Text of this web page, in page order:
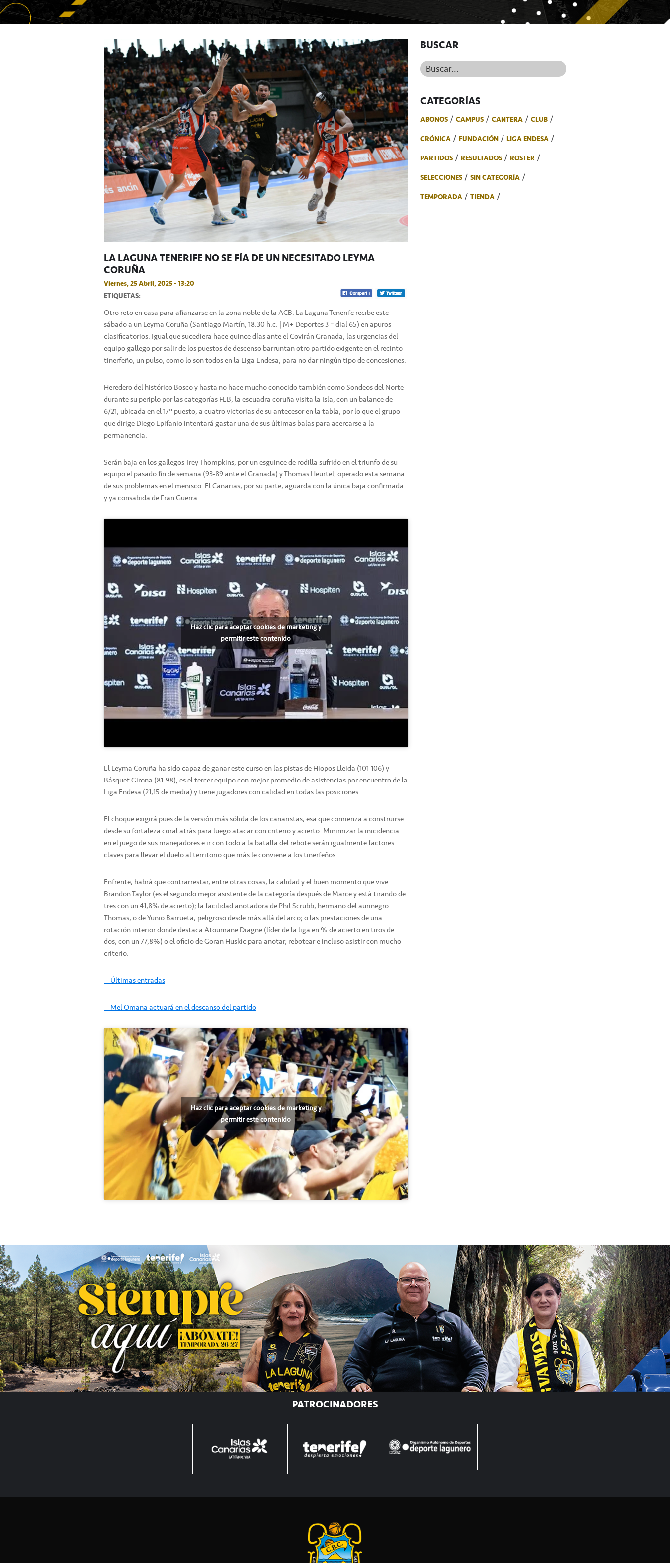
LA LAGUNA TENERIFE NO SE FÍA DE UN NECESITADO LEYMA
CORUÑA
Viernes, 25 Abril, 2025 - 13:20
ETIQUETAS:
Otro reto en casa para afianzarse en la zona noble de la ACB. La Laguna Tenerife recibe este
sábado a un Leyma Coruña (Santiago Martín, 18:30 h.c. | M+ Deportes 3 – dial 65) en apuros
clasificatorios. Igual que sucediera hace quince días ante el Covirán Granada, las urgencias del
equipo gallego por salir de los puestos de descenso barruntan otro partido exigente en el recinto
tinerfeño, un pulso, como lo son todos en la Liga Endesa, para no dar ningún tipo de concesiones.
Heredero del histórico Bosco y hasta no hace mucho conocido también como Sondeos del Norte
durante su periplo por las categorías FEB, la escuadra coruña visita la Isla, con un balance de
6/21, ubicada en el 17º puesto, a cuatro victorias de su antecesor en la tabla, por lo que el grupo
que dirige Diego Epifanio intentará gastar una de sus últimas balas para acercarse a la
permanencia.
Serán baja en los gallegos Trey Thompkins, por un esguince de rodilla sufrido en el triunfo de su
equipo el pasado fin de semana (93-89 ante el Granada) y Thomas Heurtel, operado esta semana
de sus problemas en el menisco. El Canarias, por su parte, aguarda con la única baja confirmada
y ya consabida de Fran Guerra.
Haz clic para aceptar cookies de marketing y
permitir este contenido
El Leyma Coruña ha sido capaz de ganar este curso en las pistas de Hiopos Lleida (101-106) y
Básquet Girona (81-98); es el tercer equipo con mejor promedio de asistencias por encuentro de la
Liga Endesa (21,15 de media) y tiene jugadores con calidad en todas las posiciones.
El choque exigirá pues de la versión más sólida de los canaristas, esa que comienza a construirse
desde su fortaleza coral atrás para luego atacar con criterio y acierto. Minimizar la inicidencia
en el juego de sus manejadores e ir con todo a la batalla del rebote serán igualmente factores
claves para llevar el duelo al territorio que más le conviene a los tinerfeños.
Enfrente, habrá que contrarrestar, entre otras cosas, la calidad y el buen momento que vive
Brandon Taylor (es el segundo mejor asistente de la categoría después de Marce y está tirando de
tres con un 41,8% de acierto); la facilidad anotadora de Phil Scrubb, hermano del aurinegro
Thomas, o de Yunio Barrueta, peligroso desde más allá del arco; o las prestaciones de una
rotación interior donde destaca Atoumane Diagne (líder de la liga en % de acierto en tiros de
dos, con un 77,8%) o el oficio de Goran Huskic para anotar, rebotear e incluso asistir con mucho
criterio.
-- Últimas entradas
-- Mel Ömana actuará en el descanso del partido
Haz clic para aceptar cookies de marketing y
permitir este contenido
BUSCAR
Buscar...
CATEGORÍAS
ABONOS CAMPUS CANTERA
CLUB
CRÓNICA
FUNDACIÓN
LIGA ENDESA
PARTIDOS
RESULTADOS
ROSTER
SELECCIONES
SIN CATEGORÍA
TEMPORADA
TIENDA
PATROCINADORES